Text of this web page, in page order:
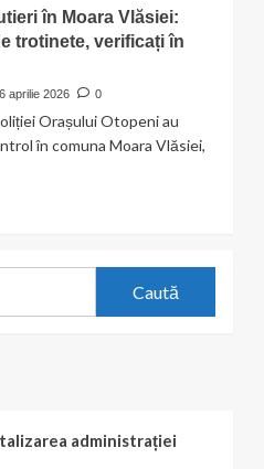
în Moara Vlăsiei:
trotinete, verificați în
aprilie 2026 0
Orașului Otopeni au
în comuna Moara Vlăsiei,
administrației